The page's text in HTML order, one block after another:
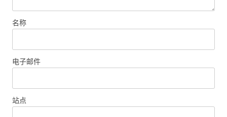
名称
电子邮件
站点